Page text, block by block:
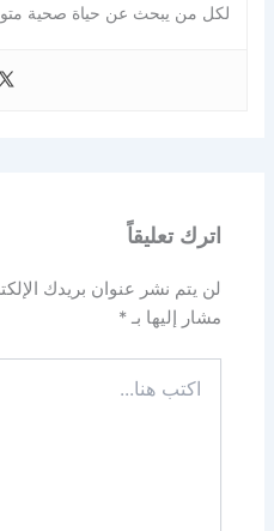
لكل من يبحث عن حياة صحية
اترك تعليقاً
لن يتم نشر عنوان بريدك
مشار إليها بـ*
هنا...